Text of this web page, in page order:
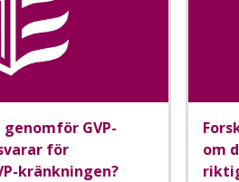
GVP-
för
kränkningen?
om